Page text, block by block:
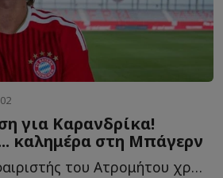
για Καρανδρίκα!
καλημέρα στη Μπάγερν
Ο πρώην ποδοσφαιριστής του Ατρομήτου χρειάστηκε μόλις μ...